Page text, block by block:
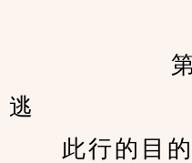
逃
此行的目的